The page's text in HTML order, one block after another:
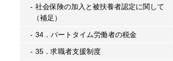
社会保険の加入と被扶養者認定に関して
（補足）
34．パートタイム労働者の税金
35．求職者支援制度